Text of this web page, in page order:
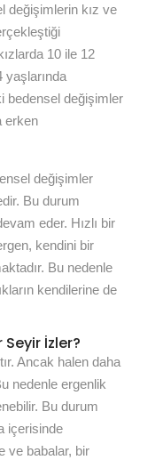
değişimlerin kız ve
10 ile 12
yaşlarında
bedensel değişimler
erken
değişimler
Bu durum
eder. Hızlı bir
kendini bir
Bu nedenle
kendilerine de
İzler?
Ancak halen daha
nedenle ergenlik
Bu durum
içerisinde
ve babalar, bir